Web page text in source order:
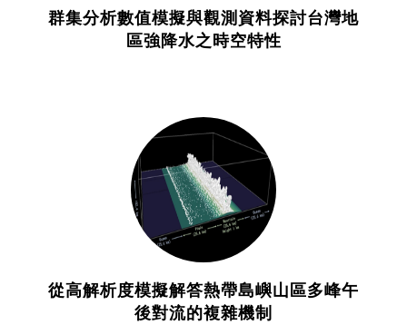
群集分析數值模擬與觀測資料探討台灣地
區強降水之時空特性
從高解析度模擬解答熱帶島嶼山區多峰午
後對流的複雜機制